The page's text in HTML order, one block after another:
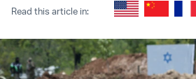
Read this article in: